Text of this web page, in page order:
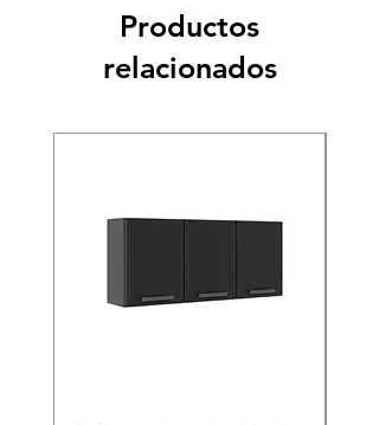
Productos
relacionados